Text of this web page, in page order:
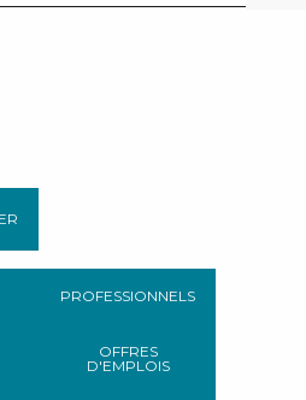
PROFESSIONNELS
OFFRES
D'EMPLOIS